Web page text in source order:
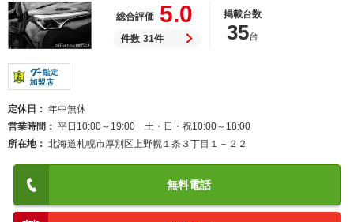
総合評価 5.0
件数 31件
掲載台数
35台
定休日
年中無休
営業時間
平日10:00～19:00 土・日・祝10:00～18:00
所在地
北海道札幌市厚別区上野幌１条３丁目１－２２
無料電話